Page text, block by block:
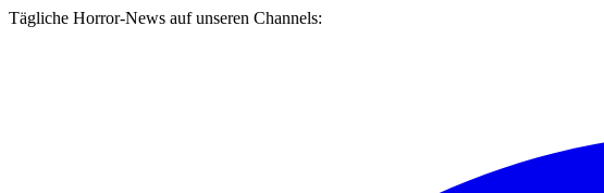
Tägliche Horror-News auf unseren Channels: